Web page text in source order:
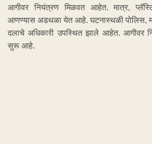
आगीवर नियंत्रण मिळवत आहेत. मात्र,
आणण्यास अडथळा येत आहे. घटनास्थळी पोलिस,
दलाचे अधिकारी उपस्थित झाले आहेत. आगीवर
सुरू आहे.